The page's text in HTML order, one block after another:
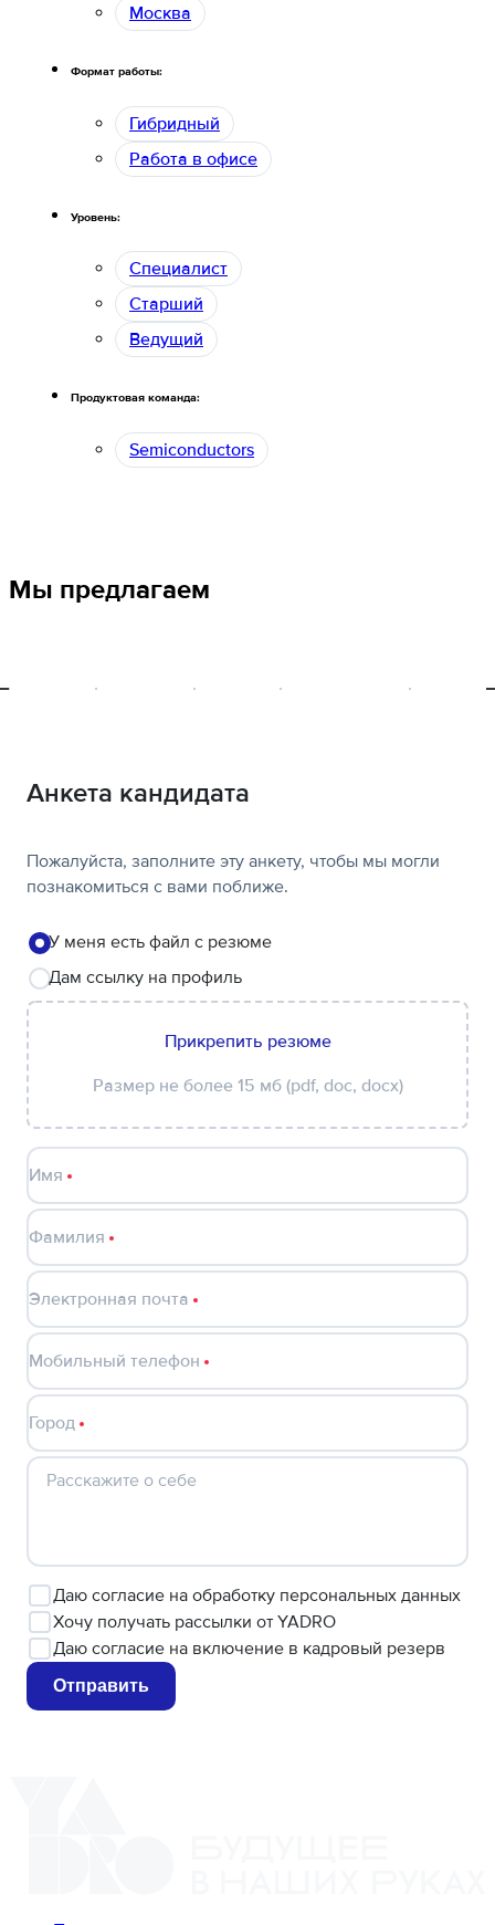
Москва
Формат работы:
Гибридный
Работа в офисе
Уровень:
Специалист
Старший
Ведущий
Продуктовая команда:
Semiconductors
Мы предлагаем
Анкета кандидата
Пожалуйста, заполните эту анкету, чтобы мы могли
познакомиться с вами поближе.
У меня есть файл с резюме
Дам ссылку на профиль
Прикрепить резюме
Размер не более 15 мб (pdf, doc, docx)
Имя
Фамилия
Электронная почта
Мобильный телефон
Город
Расскажите о себе
Даю согласие на обработку персональных данных
Хочу получать рассылки от YADRO
Даю согласие на включение в кадровый резерв
Отправить